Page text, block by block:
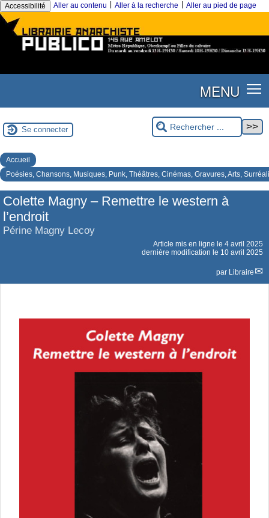
Accessibilité Aller au contenu Aller à la recherche Aller au pied de page
MENU
Se connecter
Accueil
Poésies, Chansons, Musiques, Punk, Théâtres, Cinémas, Gravures, Arts,
Colette Magny – Remettre le western à
l’endroit
Périne Magny Lecoy
Article mis en ligne le 4 avril 2025
dernière modification le 10 avril 2025
par Libraire